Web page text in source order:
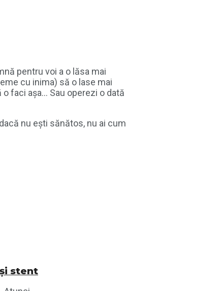
pentru voi a o lăsa mai
cu inima) să o lase mai
faci aşa… Sau operezi o dată
nu eşti sănătos, nu ai cum
stent